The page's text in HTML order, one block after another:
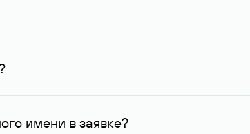
и у других регистраторов. Для доменов,
данные, доступные Руцентру.
имени в заявке?